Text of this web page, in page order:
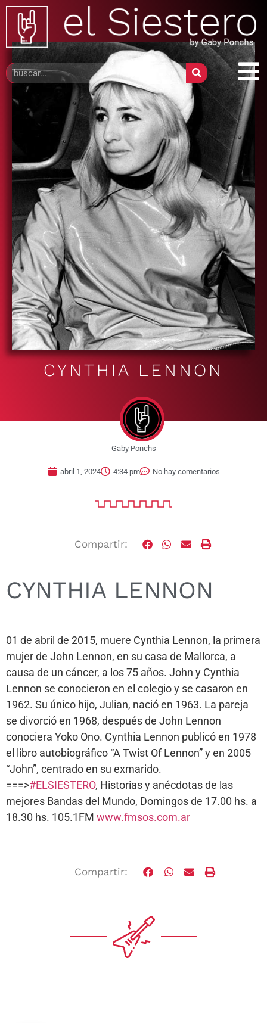
CYNTHIA LENNON
Gaby Ponchs
abril 1, 2024 4:34 pm No hay comentarios
Compartir:
CYNTHIA LENNON
01 de abril de 2015, muere Cynthia Lennon, la primera
mujer de John Lennon, en su casa de Mallorca, a
causa de un cáncer, a los 75 años. John y Cynthia
Lennon se conocieron en el colegio y se casaron en
1962. Su único hijo, Julian, nació en 1963. La pareja
se divorció en 1968, después de John Lennon
conociera Yoko Ono. Cynthia Lennon publicó en 1978
el libro autobiográfico “A Twist Of Lennon” y en 2005
“John”, centrado en su exmarido.
===>#ELSIESTERO, Historias y anécdotas de las
mejores Bandas del Mundo, Domingos de 17.00 hs. a
18.30 hs. 105.1FM www.fmsos.com.ar
Compartir: